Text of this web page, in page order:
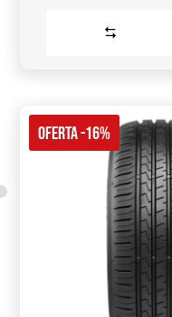
OFERTA -16%